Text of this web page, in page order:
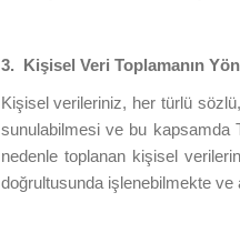
3. Kişisel Veri Toplamanın
Kişisel verileriniz, her türlü
sunulabilmesi ve bu kapsamda
nedenle toplanan kişisel
doğrultusunda işlenebilmekte ve